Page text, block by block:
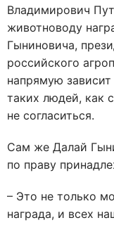
Владимирович
животноводу
Гыниновича,
российского
напрямую
таких людей, как
не согласиться.
Сам же Далай
по праву
– Это не только
награда, и всех